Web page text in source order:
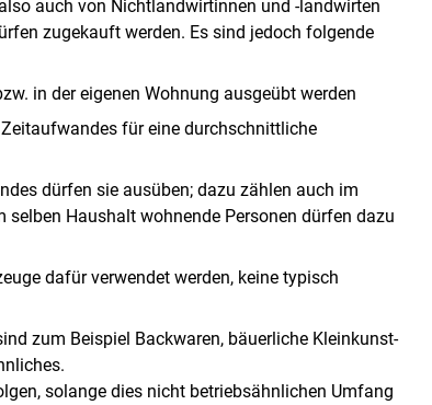
Skip to main content
auch von Nichtlandwirtinnen und -landwirten
zugekauft werden. Es sind jedoch folgende
in der eigenen Wohnung ausgeübt werden
für eine durchschnittliche
dürfen sie ausüben; dazu zählen auch im
Haushalt wohnende Personen dürfen dazu
dafür verwendet werden, keine typisch
zum Beispiel Backwaren, bäuerliche Kleinkunst-
solange dies nicht betriebsähnlichen Umfang